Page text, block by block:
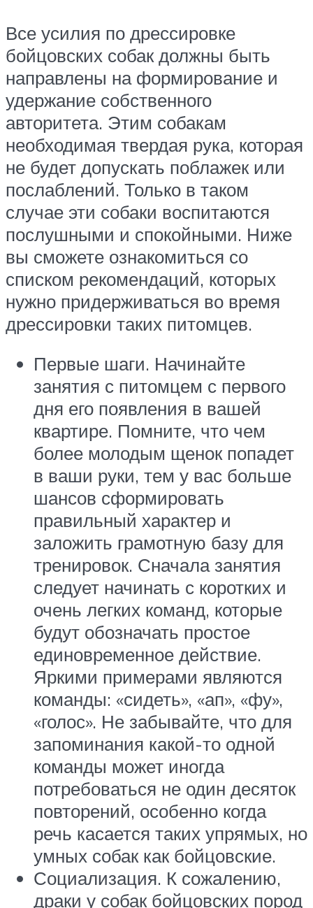
Все усилия по дрессировке
бойцовских собак должны быть
направлены на формирование и
удержание собственного
авторитета. Этим собакам
необходимая твердая рука, которая
не будет допускать поблажек или
послаблений. Только в таком
случае эти собаки воспитаются
послушными и спокойными. Ниже
вы сможете ознакомиться со
списком рекомендаций, которых
нужно придерживаться во время
дрессировки таких питомцев.
Первые шаги. Начинайте
занятия с питомцем с первого
дня его появления в вашей
квартире. Помните, что чем
более молодым щенок попадет
в ваши руки, тем у вас больше
шансов сформировать
правильный характер и
заложить грамотную базу для
тренировок. Сначала занятия
следует начинать с коротких и
очень легких команд, которые
будут обозначать простое
единовременное действие.
Яркими примерами являются
команды: «сидеть», «ап», «фу»,
«голос». Не забывайте, что для
запоминания какой-то одной
команды может иногда
потребоваться не один десяток
повторений, особенно когда
речь касается таких упрямых, но
умных собак как бойцовские.
Социализация. К сожалению,
драки у собак бойцовских пород